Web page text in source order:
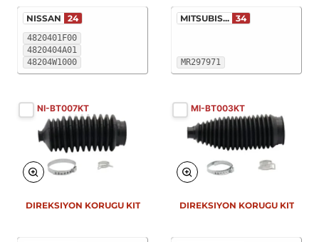
4820401F00
4820404A01
48204W1000
NISSAN 24
MR297971
MITSUBIS... 34
NI-BT007KT
DIREKSIYON KORUGU KIT
MI-BT003KT
DIREKSIYON KORUGU KIT